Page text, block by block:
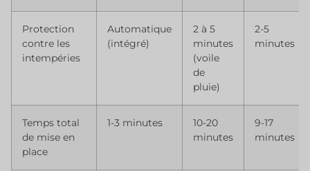
Protection
contre les
intempéries
Automatique
(intégré)
2 à 5
minutes
(voile
de
pluie)
2-5
minutes
Temps total
de mise en
place
1-3 minutes
10-20
minutes
9-17
minutes